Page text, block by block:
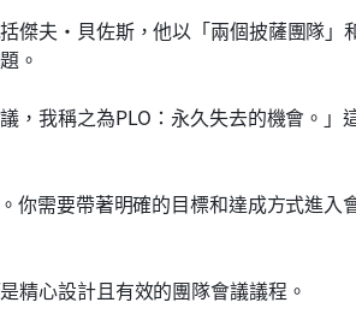
傑夫·貝佐斯，他以「兩個披薩團隊」
。
，我稱之為PLO：永久失去的機會。」
你需要帶著明確的目標和達成方式進入
精心設計且有效的團隊會議議程。